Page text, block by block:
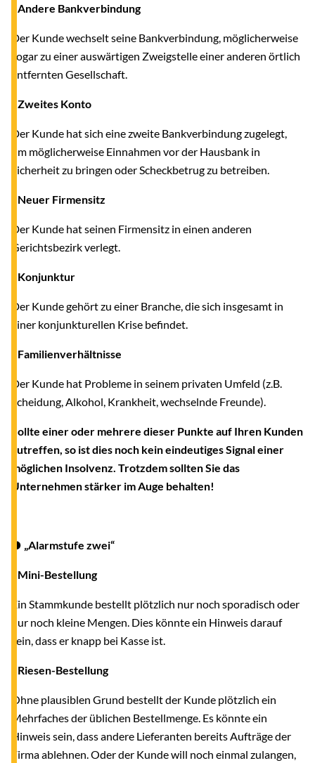
- Andere Bankverbindung
Der Kunde wechselt seine Bankverbindung, möglicherweise
sogar zu einer auswärtigen Zweigstelle einer anderen örtlich
entfernten Gesellschaft.
- Zweites Konto
Der Kunde hat sich eine zweite Bankverbindung zugelegt,
um möglicherweise Einnahmen vor der Hausbank in
Sicherheit zu bringen oder Scheckbetrug zu betreiben.
- Neuer Firmensitz
Der Kunde hat seinen Firmensitz in einen anderen
Gerichtsbezirk verlegt.
- Konjunktur
Der Kunde gehört zu einer Branche, die sich insgesamt in
einer konjunkturellen Krise befindet.
- Familienverhältnisse
Der Kunde hat Probleme in seinem privaten Umfeld (z.B.
Scheidung, Alkohol, Krankheit, wechselnde Freunde).
Sollte einer oder mehrere dieser Punkte auf Ihren Kunden
zutreffen, so ist dies noch kein eindeutiges Signal einer
möglichen Insolvenz. Trotzdem sollten Sie das
Unternehmen stärker im Auge behalten!
● „Alarmstufe zwei“
- Mini-Bestellung
Ein Stammkunde bestellt plötzlich nur noch sporadisch oder
nur noch kleine Mengen. Dies könnte ein Hinweis darauf
sein, dass er knapp bei Kasse ist.
- Riesen-Bestellung
Ohne plausiblen Grund bestellt der Kunde plötzlich ein
Mehrfaches der üblichen Bestellmenge. Es könnte ein
Hinweis sein, dass andere Lieferanten bereits Aufträge der
Firma ablehnen. Oder der Kunde will noch einmal zulangen,